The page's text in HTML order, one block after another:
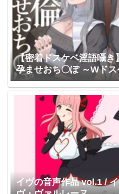
【密着ドスケベ淫語囁き
孕ませおち〇ぽ ～Wド
スターを不浄なザーメン
【KU100】 にゃんにゃん
イヴの音声作品 vol.1 /